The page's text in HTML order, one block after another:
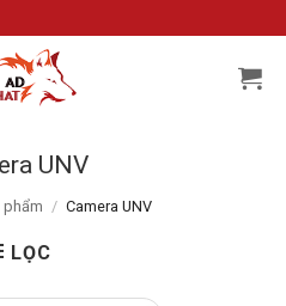
UNV
phẩm / Camera UNV
LỌC